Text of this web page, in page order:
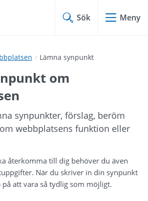
Sök Meny
Lämna synpunkt
om
synpunkter, förslag, beröm
webbplatsens funktion eller
återkomma till dig behöver du även
När du skriver in din synpunkt
att vara så tydlig som möjligt.